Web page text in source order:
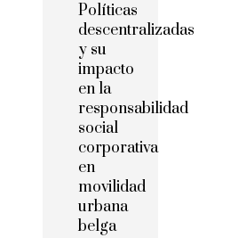
Políticas
descentralizadas
y su
impacto
en la
responsabilidad
social
corporativa
en
movilidad
urbana
belga